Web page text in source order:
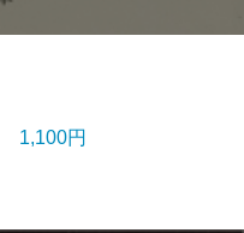
1,100円